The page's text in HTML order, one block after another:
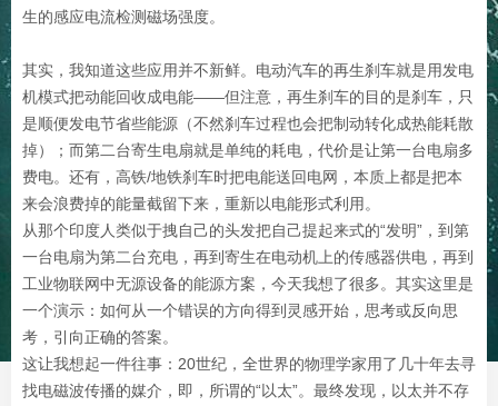
生的感应电流检测磁场强度。
其实，我知道这些应用并不新鲜。电动汽车的再生刹车就是用发电
机模式把动能回收成电能——但注意，再生刹车的目的是刹车，只
是顺便发电节省些能源（不然刹车过程也会把制动转化成热能耗散
掉）；而第二台寄生电扇就是单纯的耗电，代价是让第一台电扇多
费电。还有，高铁/地铁刹车时把电能送回电网，本质上都是把本
来会浪费掉的能量截留下来，重新以电能形式利用。
从那个印度人类似于拽自己的头发把自己提起来式的“发明”，到第
一台电扇为第二台充电，再到寄生在电动机上的传感器供电，再到
工业物联网中无源设备的能源方案，今天我想了很多。其实这里是
一个演示：如何从一个错误的方向得到灵感开始，思考或反向思
考，引向正确的答案。
这让我想起一件往事：20世纪，全世界的物理学家用了几十年去寻
找电磁波传播的媒介，即，所谓的“以太”。最终发现，以太并不存